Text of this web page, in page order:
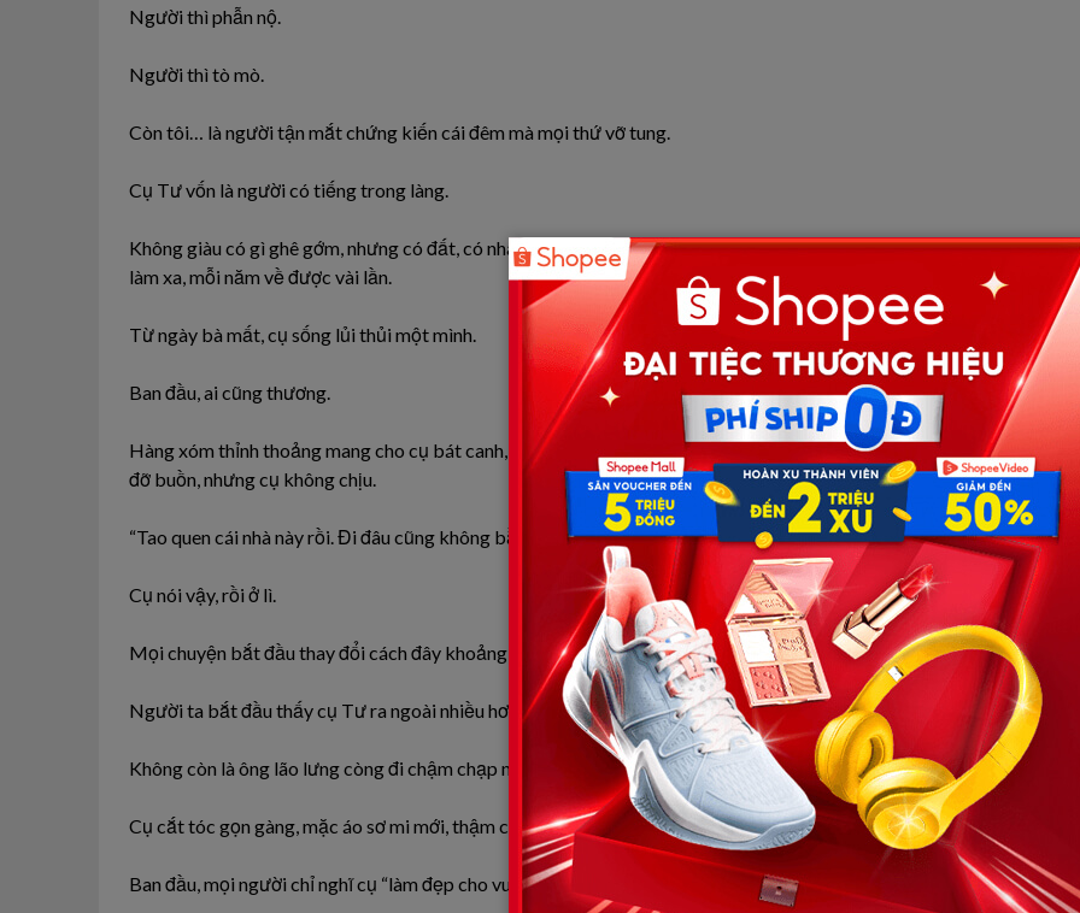
Người thì phẫn nộ.
Người thì tò mò.
Còn tôi… là người tận mắt chứng kiến cái đêm mà mọi thứ vỡ tung.
Cụ Tư vốn là người có tiếng trong làng.
Không giàu có gì ghê gớm, nhưng có đất, có nhà, có lương hưu. Vợ cụ mất đã gần chục năm, con cái đều đi
làm xa, mỗi năm về được vài lần.
Từ ngày bà mất, cụ sống lủi thủi một mình.
Ban đầu, ai cũng thương.
Hàng xóm thỉnh thoảng mang cho cụ bát canh, đĩa cá. Người trong họ cũng khuyên cụ lên ở với con cháu cho
đỡ buồn, nhưng cụ không chịu.
“Tao quen cái nhà này rồi. Đi đâu cũng không bằng.”
Cụ nói vậy, rồi ở lì.
Mọi chuyện bắt đầu thay đổi cách đây khoảng một năm.
Người ta bắt đầu thấy cụ Tư ra ngoài nhiều hơn.
Không còn là ông lão lưng còng đi chậm chạp như trước.
Cụ cắt tóc gọn gàng, mặc áo sơ mi mới, thậm chí có hôm còn xịt nước hoa.
Ban đầu, mọi người chỉ nghĩ cụ “làm đẹp cho vui”.